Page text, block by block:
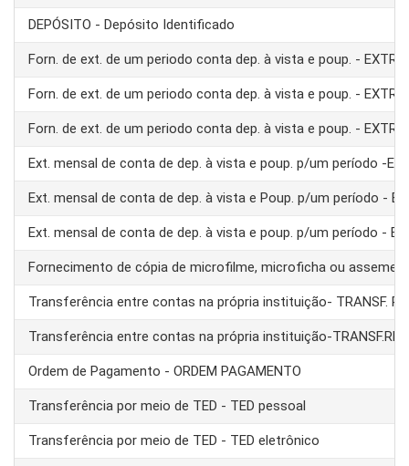
DEPÓSITO - Depósito Identificado
Forn. de ext. de um periodo conta dep. à vista e poup. -
Forn. de ext. de um periodo conta dep. à vista e poup. -
Forn. de ext. de um periodo conta dep. à vista e poup. -
Ext. mensal de conta de dep. à vista e poup. p/um período -
Ext. mensal de conta de dep. à vista e Poup. p/um período -
Ext. mensal de conta de dep. à vista e poup. p/um período -
Fornecimento de cópia de microfilme, microficha ou
Transferência entre contas na própria instituição- TRANSF.
Transferência entre contas na própria instituição-
Ordem de Pagamento - ORDEM PAGAMENTO
Transferência por meio de TED - TED pessoal
Transferência por meio de TED - TED eletrônico